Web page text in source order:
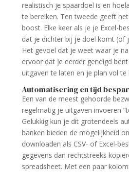
realistisch je spaardoel is en
te bereiken. Ten tweede geeft
boost. Elke keer als je je Excel-
dat je dichter bij je doel komt (of
Het gevoel dat je weet waar je
ervoor dat je eerder geneigd
uitgaven te laten en je plan vol te
Automatisering en tijd
Een van de meest gehoorde
regelmatig je uitgaven invoeren
Gelukkig kun je dit grotendeels
banken bieden de mogelijkheid
downloaden als CSV- of Excel-
gegevens dan rechtstreeks
spreadsheet. Met een paar